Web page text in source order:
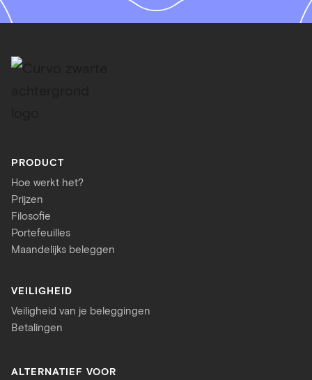
PRODUCT
Hoe werkt het?
Prijzen
Filosofie
Portefeuilles
Maandelijks beleggen
VEILIGHEID
Veiligheid van je beleggingen
Betalingen
ALTERNATIEF VOOR